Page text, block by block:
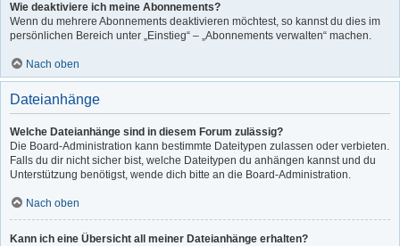
Wie deaktiviere ich meine Abonnements?
Wenn du mehrere Abonnements deaktivieren möchtest, so kannst du dies im
persönlichen Bereich unter „Einstieg“ – „Abonnements verwalten“ machen.
Nach oben
Dateianhänge
Welche Dateianhänge sind in diesem Forum zulässig?
Die Board-Administration kann bestimmte Dateitypen zulassen oder verbieten.
Falls du dir nicht sicher bist, welche Dateitypen du anhängen kannst und du
Unterstützung benötigst, wende dich bitte an die Board-Administration.
Nach oben
Kann ich eine Übersicht all meiner Dateianhänge erhalten?